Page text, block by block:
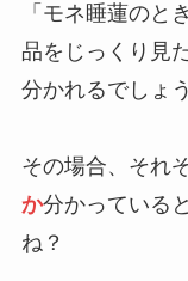
「モネ睡蓮のと
品をじっくり見
分かれるでしょう
その場合、それ
か分かっている
ね？